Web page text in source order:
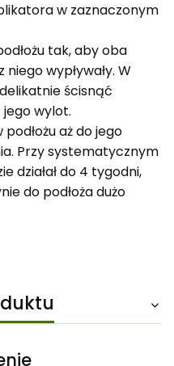
w zaznaczonym
tak, aby oba
wypływały. W
ścisnąć
wylot.
aż do jego
Przy systematycznym
działał do 4 tygodni,
do podłoża dużo